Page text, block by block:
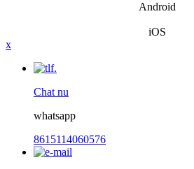
Android
iOS
x
Chat nu
whatsapp
8615114060576